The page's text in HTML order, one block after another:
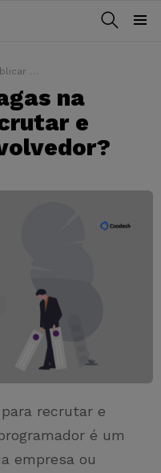
contratar desenvolvedor?
na
e
recrutar e
é um
empresa ou